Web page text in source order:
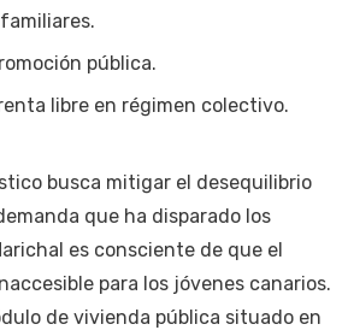
pública.
libre en régimen colectivo.
busca mitigar el desequilibrio
que ha disparado los
es consciente de que el
para los jóvenes canarios.
de vivienda pública situado en